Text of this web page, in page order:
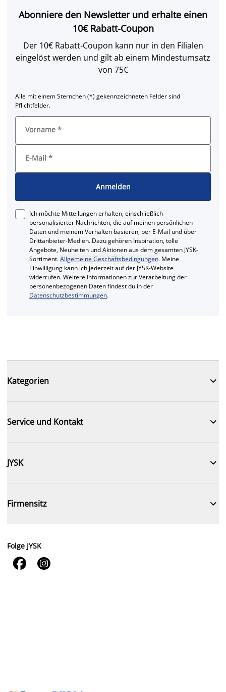
Abonniere den Newsletter und erhalte einen
10€ Rabatt-Coupon
Der 10€ Rabatt-Coupon kann nur in den Filialen
eingelöst werden und gilt ab einem Mindestumsatz
von 75€
Alle mit einem Sternchen (*) gekennzeichneten Felder sind
Pflichtfelder.
Vorname *
E-Mail *
Anmelden
Ich möchte Mitteilungen erhalten, einschließlich
personalisierter Nachrichten, die auf meinen persönlichen
Daten und meinem Verhalten basieren, per E-Mail und über
Drittanbieter-Medien. Dazu gehören Inspiration, tolle
Angebote, Neuheiten und Aktionen aus dem gesamten JYSK-
Sortiment.Allgemeine Geschäftsbedingungen. Meine
Einwilligung kann ich jederzeit auf der JYSK-Website
widerrufen. Weitere Informationen zur Verarbeitung der
personenbezogenen Daten findest du in der
Datenschutzbestimmungen.
Kategorien 
Service und Kontakt 
JYSK 
Firmensitz 
Folge JYSK
 